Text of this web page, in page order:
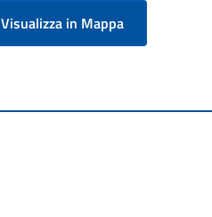
Visualizza in Mappa